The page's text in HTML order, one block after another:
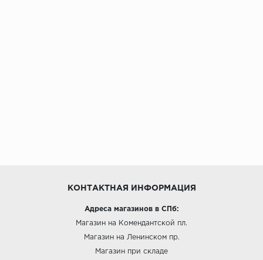
КОНТАКТНАЯ ИНФОРМАЦИЯ
Адреса магазинов в СПб:
Магазин на Комендантской пл.
Магазин на Ленинском пр.
Магазин при складе